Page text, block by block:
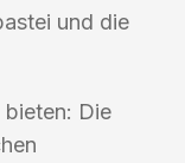
und die
Die